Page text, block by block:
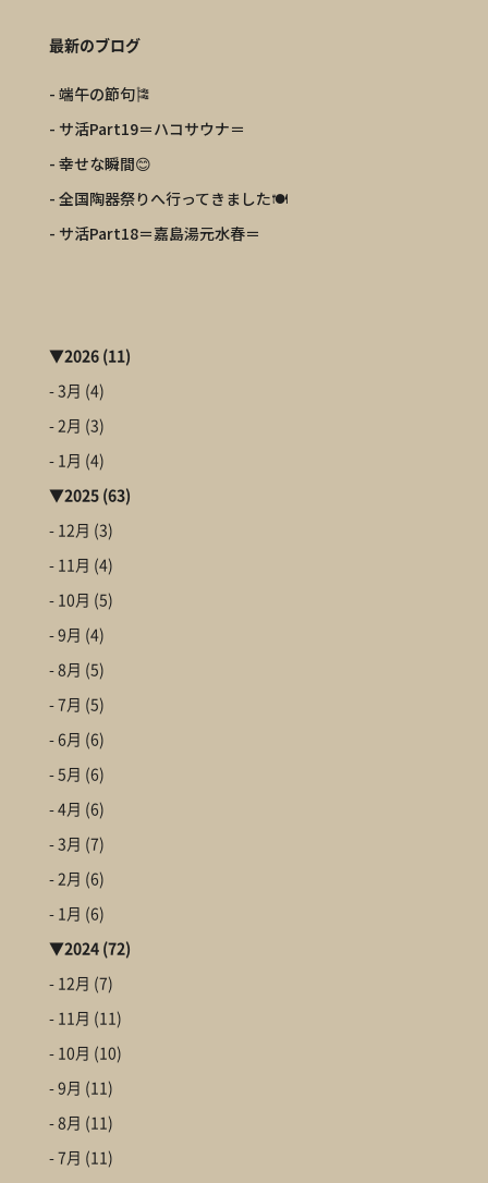
最新のブログ
- 端午の節句🎏
- サ活Part19＝ハコサウナ＝
- 幸せな瞬間😊
- 全国陶器祭りへ行ってきました🍽️
- サ活Part18＝嘉島湯元水春＝
▼2026(11)
- 3月 (4)
- 2月 (3)
- 1月 (4)
▼2025(63)
- 12月 (3)
- 11月 (4)
- 10月 (5)
- 9月 (4)
- 8月 (5)
- 7月 (5)
- 6月 (6)
- 5月 (6)
- 4月 (6)
- 3月 (7)
- 2月 (6)
- 1月 (6)
▼2024(72)
- 12月 (7)
- 11月 (11)
- 10月 (10)
- 9月 (11)
- 8月 (11)
- 7月 (11)